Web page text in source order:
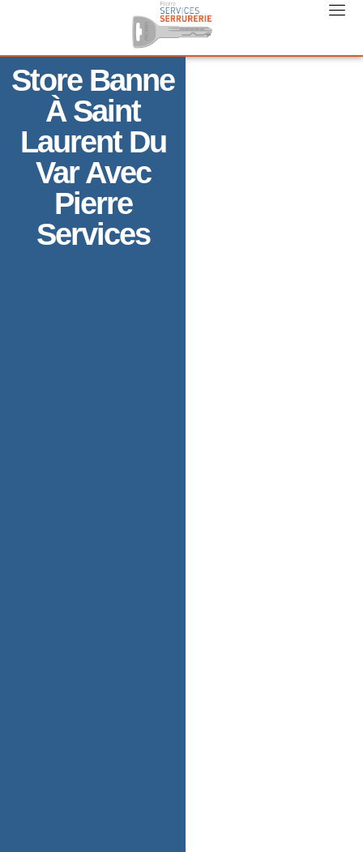
Store Banne
À Saint
Laurent Du
Var Avec
Pierre
Services